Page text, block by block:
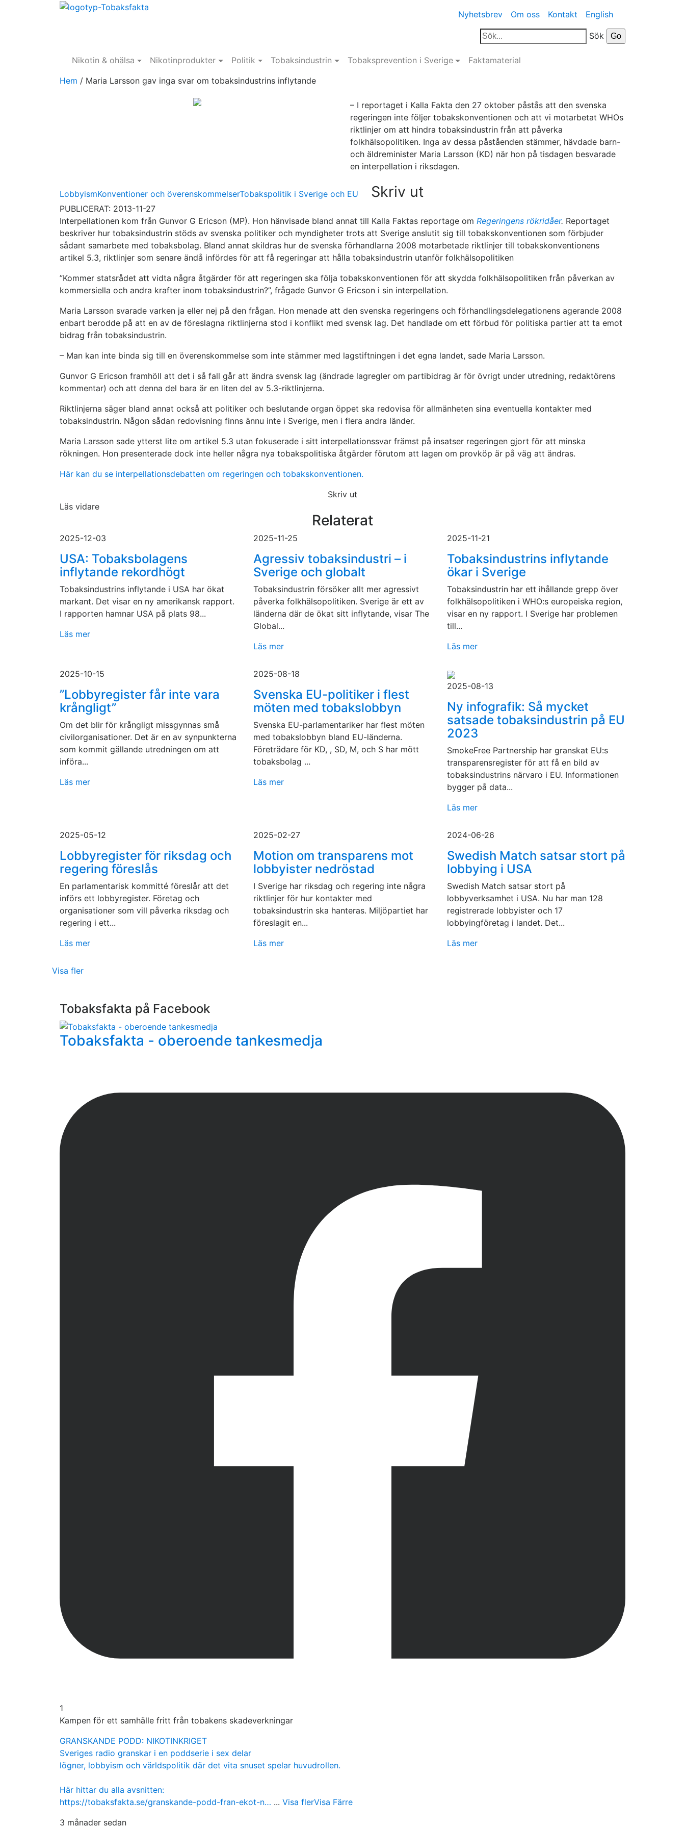
Nyhetsbrev Om oss Kontakt English
Sök
Nikotin & ohälsa Nikotinprodukter Politik Tobaksindustrin Tobaksprevention i Sverige
Faktamaterial
Hem / Maria Larsson gav inga svar om tobaksindustrins inflytande
– I reportaget i Kalla Fakta den 27 oktober påstås att den svenska
regeringen inte följer tobakskonventionen och att vi motarbetat WHOs
riktlinjer om att hindra tobaksindustrin från att påverka
folkhälsopolitiken. Inga av dessa påståenden stämmer, hävdade barn-
och äldreminister Maria Larsson (KD) när hon på tisdagen besvarade
en interpellation i riksdagen.
LobbyismKonventioner och överenskommelserTobakspolitik i Sverige och EU Skriv ut
PUBLICERAT: 2013-11-27
Interpellationen kom från Gunvor G Ericson (MP). Hon hänvisade bland annat till Kalla Faktas reportage om Regeringens rökridåer. Reportaget
beskriver hur tobaksindustrin stöds av svenska politiker och myndigheter trots att Sverige anslutit sig till tobakskonventionen som förbjuder
sådant samarbete med tobaksbolag. Bland annat skildras hur de svenska förhandlarna 2008 motarbetade riktlinjer till tobakskonventionens
artikel 5.3, riktlinjer som senare ändå infördes för att få regeringar att hålla tobaksindustrin utanför folkhälsopolitiken
”Kommer statsrådet att vidta några åtgärder för att regeringen ska följa tobakskonventionen för att skydda folkhälsopolitiken från påverkan av
kommersiella och andra krafter inom tobaksindustrin?”, frågade Gunvor G Ericson i sin interpellation.
Maria Larsson svarade varken ja eller nej på den frågan. Hon menade att den svenska regeringens och förhandlingsdelegationens agerande 2008
enbart berodde på att en av de föreslagna riktlinjerna stod i konflikt med svensk lag. Det handlade om ett förbud för politiska partier att ta emot
bidrag från tobaksindustrin.
– Man kan inte binda sig till en överenskommelse som inte stämmer med lagstiftningen i det egna landet, sade Maria Larsson.
Gunvor G Ericson framhöll att det i så fall går att ändra svensk lag (ändrade lagregler om partibidrag är för övrigt under utredning, redaktörens
kommentar) och att denna del bara är en liten del av 5.3-riktlinjerna.
Riktlinjerna säger bland annat också att politiker och beslutande organ öppet ska redovisa för allmänheten sina eventuella kontakter med
tobaksindustrin. Någon sådan redovisning finns ännu inte i Sverige, men i flera andra länder.
Maria Larsson sade ytterst lite om artikel 5.3 utan fokuserade i sitt interpellationssvar främst på insatser regeringen gjort för att minska
rökningen. Hon presenterade dock inte heller några nya tobakspolitiska åtgärder förutom att lagen om provköp är på väg att ändras.
Här kan du se interpellationsdebatten om regeringen och tobakskonventionen.
Skriv ut
Läs vidare
Relaterat
2025-12-03
USA: Tobaksbolagens
inflytande rekordhögt
Tobaksindustrins inflytande i USA har ökat
markant. Det visar en ny amerikansk rapport.
I rapporten hamnar USA på plats 98...
Läs mer
2025-11-25
Agressiv tobaksindustri – i
Sverige och globalt
Tobaksindustrin försöker allt mer agressivt
påverka folkhälsopolitiken. Sverige är ett av
länderna där de ökat sitt inflytande, visar The
Global...
Läs mer
2025-11-21
Tobaksindustrins inflytande
ökar i Sverige
Tobaksindustrin har ett ihållande grepp över
folkhälsopolitiken i WHO:s europeiska region,
visar en ny rapport. I Sverige har problemen
till...
Läs mer
2025-10-15
”Lobbyregister får inte vara
krångligt”
Om det blir för krångligt missgynnas små
civilorganisationer. Det är en av synpunkterna
som kommit gällande utredningen om att
införa...
Läs mer
2025-08-18
Svenska EU-politiker i flest
möten med tobakslobbyn
Svenska EU-parlamentariker har flest möten
med tobakslobbyn bland EU-länderna.
Företrädare för KD, , SD, M, och S har mött
tobaksbolag ...
Läs mer
2025-08-13
Ny infografik: Så mycket
satsade tobaksindustrin på EU
2023
SmokeFree Partnership har granskat EU:s
transparensregister för att få en bild av
tobaksindustrins närvaro i EU. Informationen
bygger på data...
Läs mer
2025-05-12
Lobbyregister för riksdag och
regering föreslås
En parlamentarisk kommitté föreslår att det
införs ett lobbyregister. Företag och
organisationer som vill påverka riksdag och
regering i ett...
Läs mer
2025-02-27
Motion om transparens mot
lobbyister nedröstad
I Sverige har riksdag och regering inte några
riktlinjer för hur kontakter med
tobaksindustrin ska hanteras. Miljöpartiet har
föreslagit en...
Läs mer
2024-06-26
Swedish Match satsar stort på
lobbying i USA
Swedish Match satsar stort på
lobbyverksamhet i USA. Nu har man 128
registrerade lobbyister och 17
lobbyingföretag i landet. Det...
Läs mer
Visa fler
Tobaksfakta på Facebook
Tobaksfakta - oberoende tankesmedja
1
Kampen för ett samhälle fritt från tobakens skadeverkningar
GRANSKANDE PODD: NIKOTINKRIGET
Sveriges radio granskar i en poddserie i sex delar
lögner, lobbyism och världspolitik där det vita snuset spelar huvudrollen.
Här hittar du alla avsnitten:
https://tobaksfakta.se/granskande-podd-fran-ekot-n… ... Visa flerVisa Färre
3 månader sedan